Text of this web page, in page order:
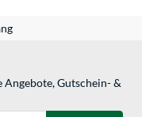
Gutschein- &